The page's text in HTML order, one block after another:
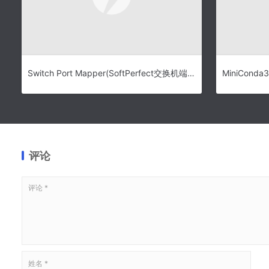
Switch Port Mapper(SoftPerfect交换机端口映射工具) v2.0.3 安装版
评论